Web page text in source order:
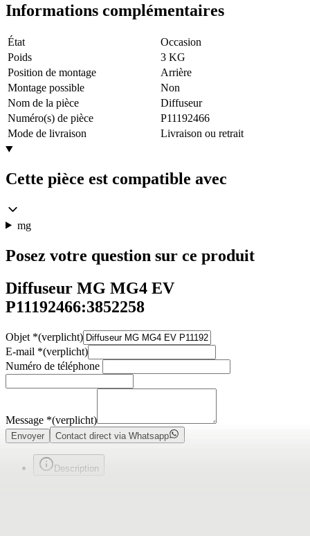
Informations complémentaires
État
Occasion
Poids
3 KG
Position de montage
Arrière
Montage possible
Non
Nom de la pièce
Diffuseur
Numéro(s) de pièce
P11192466
Mode de livraison
Livraison ou retrait
Cette pièce est compatible avec
mg
Posez votre question sur ce produit
Diffuseur MG MG4 EV
P11192466:3852258
Objet *(verplicht)
E-mail *(verplicht)
Numéro de téléphone
Message *(verplicht)
Envoyer Contact direct via Whatsapp
Description